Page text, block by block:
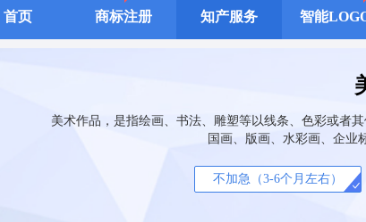
首页 商标注册 知产服务 智能
美术作品，是指绘画、书法、雕塑等以线条、色彩或者
国画、版画、水彩画、企业
不加急（3-6个月左右）